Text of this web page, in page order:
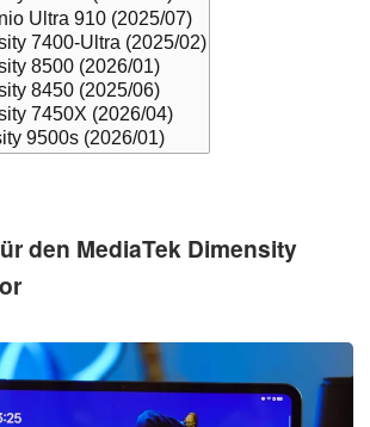
den MediaTek Dimensity